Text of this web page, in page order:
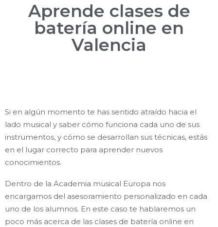
Aprende clases de
batería online en
Valencia
Si en algún momento te has sentido atraído hacia el
lado musical y saber cómo funciona cada uno de sus
instrumentos, y cómo se desarrollan sus técnicas, estás
en el lugar correcto para aprender nuevos
conocimientos.
Dentro de la Academia musical Europa nos
encargamos del asesoramiento personalizado en cada
uno de los alumnos. En este caso te hablaremos un
poco más acerca de las clases de batería online en